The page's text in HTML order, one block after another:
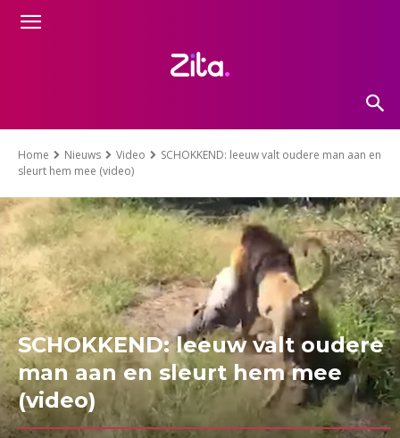
Home Nieuws Video
SCHOKKEND: leeuw valt oudere man aan en
sleurt hem mee (video)
SCHOKKEND: leeuw valt oudere
man aan en sleurt hem mee
(video)